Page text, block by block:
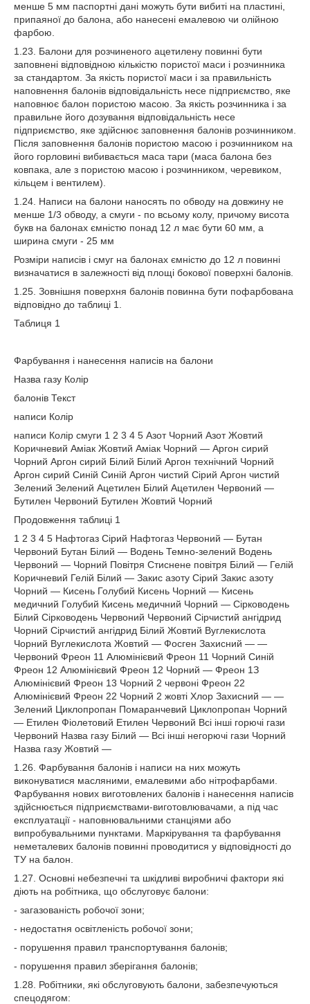
менше 5 мм паспортні дані можуть бути вибиті на пластині,
припаяної до балона, або нанесені емалевою чи олійною
фарбою.
1.23. Балони для розчиненого ацетилену повинні бути
заповнені відповідною кількістю пористої маси і розчинника
за стандартом. За якість пористої маси і за правильність
наповнення балонів відповідальність несе підприємство, яке
наповнює балон пористою масою. За якість розчинника і за
правильне його дозування відповідальність несе
підприємство, яке здійснює заповнення балонів розчинником.
Після заповнення балонів пористою масою і розчинником на
його горловині вибивається маса тари (маса балона без
ковпака, але з пористою масою і розчинником, черевиком,
кільцем і вентилем).
1.24. Написи на балони наносять по обводу на довжину не
менше 1/3 обводу, а смуги - по всьому колу, причому висота
букв на балонах ємністю понад 12 л має бути 60 мм, а
ширина смуги - 25 мм
Розміри написів і смуг на балонах ємністю до 12 л повинні
визначатися в залежності від площі бокової поверхні балонів.
1.25. Зовнішня поверхня балонів повинна бути пофарбована
відповідно до таблиці 1.
Таблиця 1
Фарбування і нанесення написів на балони
Назва газу Колір
балонів Текст
написи Колір
написи Колір смуги 1 2 3 4 5 Азот Чорний Азот Жовтий
Коричневий Аміак Жовтий Аміак Чорний — Аргон сирий
Чорний Аргон сирий Білий Білий Аргон технічний Чорний
Аргон сирий Синій Синій Аргон чистий Сірий Аргон чистий
Зелений Зелений Ацетилен Білий Ацетилен Червоний —
Бутилен Червоний Бутилен Жовтий Чорний
Продовження таблиці 1
1 2 3 4 5 Нафтогаз Сірий Нафтогаз Червоний — Бутан
Червоний Бутан Білий — Водень Темно-зелений Водень
Червоний — Чорний Повітря Стиснене повітря Білий — Гелій
Коричневий Гелій Білий — Закис азоту Сірий Закис азоту
Чорний — Кисень Голубий Кисень Чорний — Кисень
медичний Голубий Кисень медичний Чорний — Сірководень
Білий Сірководень Червоний Червоний Сірчистий ангідрид
Чорний Сірчистий ангідрид Білий Жовтий Вуглекислота
Чорний Вуглекислота Жовтий — Фосген Захисний — —
Червоний Фреон 11 Алюмінієвий Фреон 11 Чорний Синій
Фреон 12 Алюмінієвий Фреон 12 Чорний — Фреон 1З
Алюмінієвий Фреон 13 Чорний 2 червоні Фреон 22
Алюмінієвий Фреон 22 Чорний 2 жовті Хлор Захисний — —
Зелений Циклопропан Помаранчевий Циклопропан Чорний
— Етилен Фіолетовий Етилен Червоний Всі інші горючі гази
Червоний Назва газу Білий — Всі інші негорючі гази Чорний
Назва газу Жовтий —
1.26. Фарбування балонів і написи на них можуть
виконуватися масляними, емалевими або нітрофарбами.
Фарбування нових виготовлених балонів і нанесення написів
здійснюється підприємствами-виготовлювачами, а під час
експлуатації - наповнювальними станціями або
випробувальними пунктами. Маркірування та фарбування
неметалевих балонів повинні проводитися у відповідності до
ТУ на балон.
1.27. Основні небезпечні та шкідливі виробничі фактори які
діють на робітника, що обслуговує балони:
- загазованість робочої зони;
- недостатня освітленість робочої зони;
- порушення правил транспортування балонів;
- порушення правил зберігання балонів;
1.28. Робітники, які обслуговують балони, забезпечуються
спецодягом: